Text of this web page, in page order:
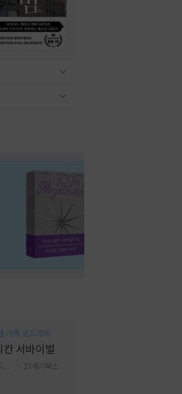
가족 로드무비
칸 서바이벌
21세기북스